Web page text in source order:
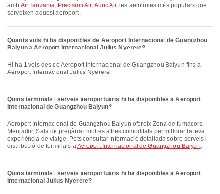
amb Air Tanzania, Precision Air, Auric Air, les aerolínies més populars que
serveixen aquest aeroport.
Quants vols hi ha disponibles de Aeroport Internacional de Guangzhou
Baiyun a Aeroport Internacional Julius Nyerere?
Hi ha 1 vols des de Aeroport Internacional de Guangzhou Baiyun fins a
Aeroport Internacional Julius Nyerere.
Quins terminals i serveis aeroportuaris hi ha disponibles a Aeroport
Internacional de Guangzhou Baiyun?
Aeroport Internacional de Guangzhou Baiyun ofereix Zona de fumadors,
Menjador, Sala de pregària i moltes altres comoditats per millorar la teva
experiència de viatge. Pots consultar informació detallada sobre serveis i
distribució de terminals aAeroport Internacional de Guangzhou Baiyun.
Quins terminals i serveis aeroportuaris hi ha disponibles a Aeroport
Internacional Julius Nyerere?